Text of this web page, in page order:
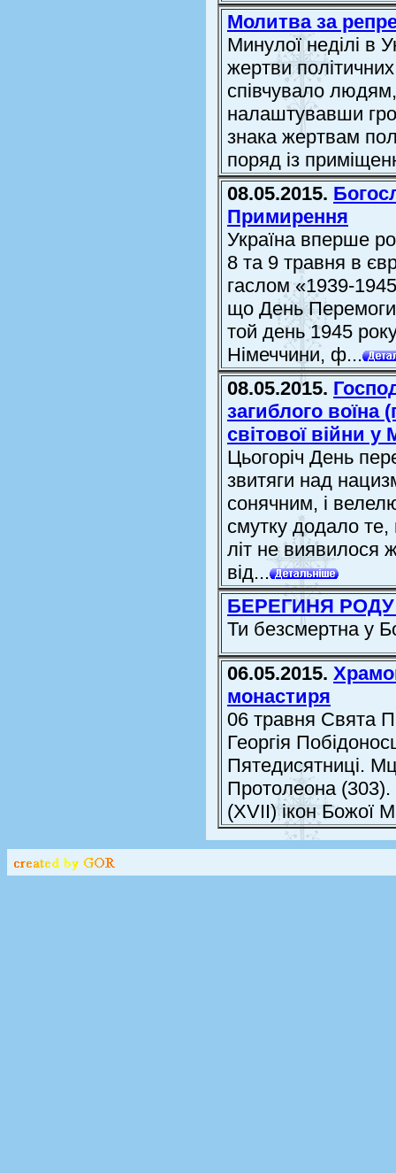
Молитва за
Минулої неділі в
жертви
співчувало
налаштувавши
знака жертвам
поряд із
08.05.2015.
Примирення
Україна вперше
8 та 9 травня в
гаслом «1939-
що День Перемоги
той день 1945
Німеччини, ф...
08.05.2015.
загиблого воїна
світової війни у
Цьогоріч День
звитяги над
сонячним, і
смутку додало те,
літ не виявилося
від...
БЕРЕГИНЯ
Ти безсмертна у
06.05.2015.
монастиря
06 травня Свята
Георгія
Пятедисятниці.
Протолеона (303).
(XVII) ікон Божої